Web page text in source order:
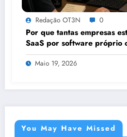
Redação OT3N 0
Por que tantas empresas
SaaS por software próprio
plataformas que permitem
customizações?
Maio 19, 2026
You May Have Missed